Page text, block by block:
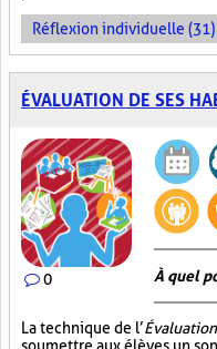
Réflexion individuelle (31)
ÉVALUATION DE SES
0 À quel
La technique de l’